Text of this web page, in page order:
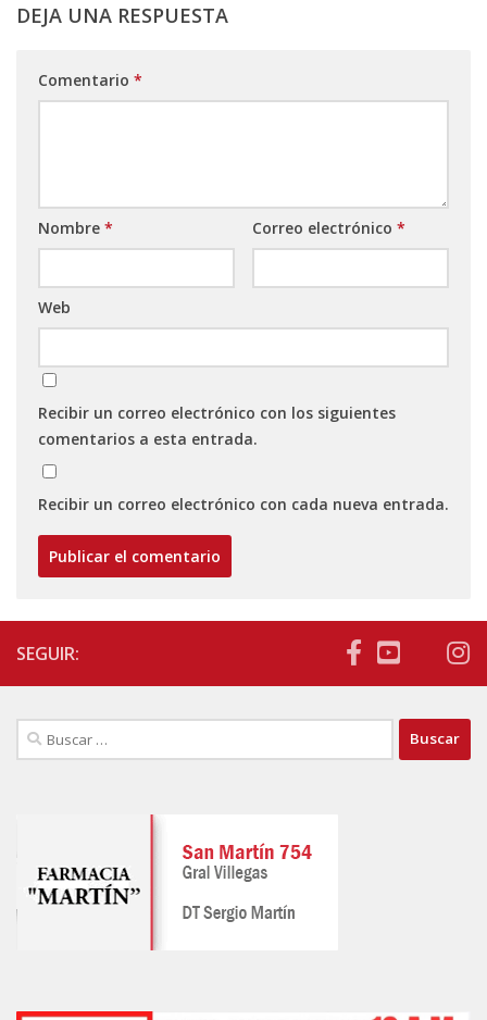
DEJA UNA RESPUESTA
Comentario *
Nombre * Correo electrónico *
Web
Recibir un correo electrónico con los siguientes
comentarios a esta entrada.
Recibir un correo electrónico con cada nueva entrada.
SEGUIR:
Buscar: